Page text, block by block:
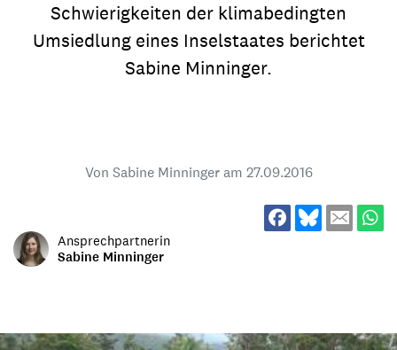
Schwierigkeiten der klimabedingten
Umsiedlung eines Inselstaates berichtet
Sabine Minninger.
Von Sabine Minninger am 27.09.2016
Ansprechpartnerin
Sabine Minninger